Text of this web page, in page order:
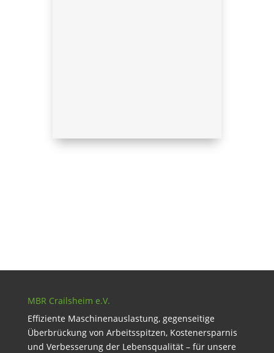
MBR Crailsheim e.V.
Effiziente Maschinenauslastung, gegenseitige
Überbrückung von Arbeitsspitzen, Kostenersparnis
und Verbesserung der Lebensqualität – für unsere